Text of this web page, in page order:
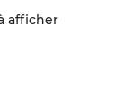
afficher